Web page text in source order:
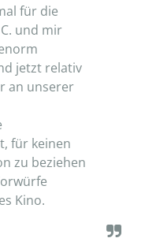
für die
und mir
jetzt relativ
an unserer
für keinen
zu beziehen
Kino.